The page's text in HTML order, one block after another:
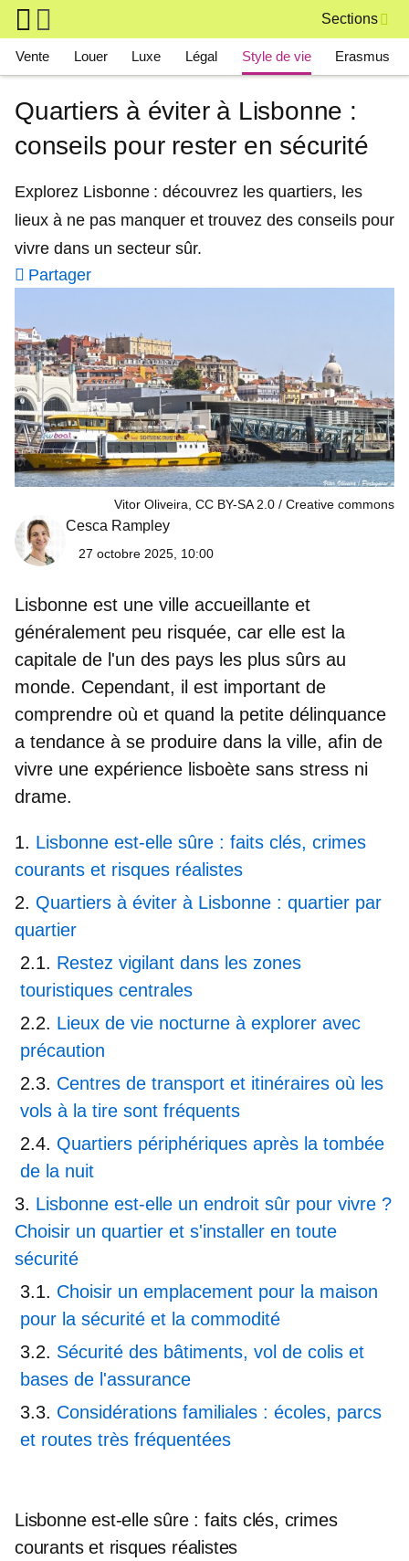
Skip to main content
Sections
Main navigation
Vente Louer Luxe Légal Style de vie Erasmus
Quartiers à éviter à Lisbonne :
conseils pour rester en sécurité
Explorez Lisbonne : découvrez les quartiers, les
lieux à ne pas manquer et trouvez des conseils pour
vivre dans un secteur sûr.
Partager
Vitor Oliveira, CC BY-SA 2.0 Creative commons
Cesca Rampley
27 octobre 2025, 10:00
Lisbonne est une ville accueillante et
généralement peu risquée, car elle est la
capitale de l'un des pays les plus sûrs au
monde. Cependant, il est important de
comprendre où et quand la petite délinquance
a tendance à se produire dans la ville, afin de
vivre une expérience lisboète sans stress ni
drame.
Lisbonne est-elle sûre : faits clés, crimes
courants et risques réalistes
Quartiers à éviter à Lisbonne : quartier par
quartier
Restez vigilant dans les zones
touristiques centrales
Lieux de vie nocturne à explorer avec
précaution
Centres de transport et itinéraires où les
vols à la tire sont fréquents
Quartiers périphériques après la tombée
de la nuit
Lisbonne est-elle un endroit sûr pour vivre ?
Choisir un quartier et s'installer en toute
sécurité
Choisir un emplacement pour la maison
pour la sécurité et la commodité
Sécurité des bâtiments, vol de colis et
bases de l'assurance
Considérations familiales : écoles, parcs
et routes très fréquentées
Lisbonne est-elle sûre : faits clés, crimes
courants et risques réalistes